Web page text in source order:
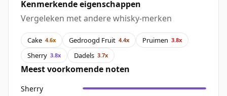
Kenmerkende eigenschappen
Vergeleken met andere whisky-merken
Cake 4.6x Gedroogd Fruit 4.4x Pruimen 3.8x
Sherry 3.8x Dadels 3.7x
Meest voorkomende noten
Sherry